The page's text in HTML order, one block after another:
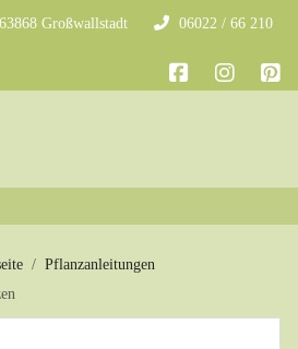
Großwallstadt
06022 / 66 210
Pflanzanleitungen